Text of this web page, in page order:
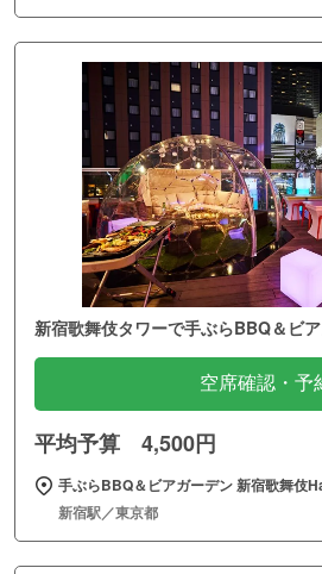
新宿歌舞伎タワーで手ぶらBBQ＆ビ
空席確認・予
平均予算 4,500円
手ぶらBBQ＆ビアガーデン 新宿歌舞伎
新宿駅／東京都